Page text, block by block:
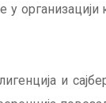
организацији
и